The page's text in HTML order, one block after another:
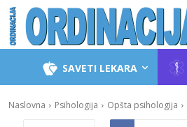
SAVETI LEKARA
Naslovna Psihologija Opšta psihologija